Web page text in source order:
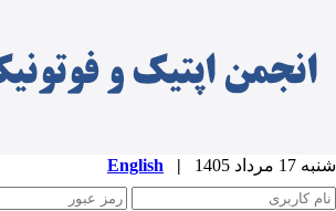
شنبه 17 مرداد 1405 |
English